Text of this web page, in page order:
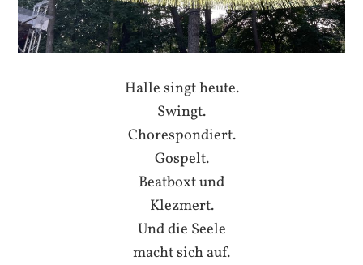
Halle singt heute.
Swingt.
Chorespondiert.
Gospelt.
Beatboxt und
Klezmert.
Und die Seele
macht sich auf.